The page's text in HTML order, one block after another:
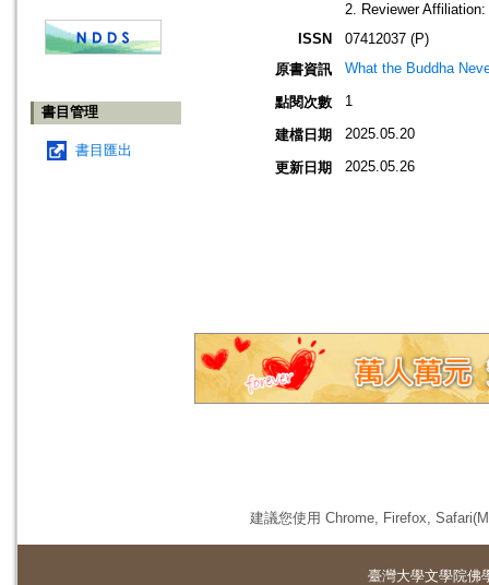
書目管理
書目匯出
2. Reviewer
ISSN
07412037 (P)
原書資訊
What the Buddha
點閱次數 1
建檔日期 2025.05.20
更新日期 2025.05.26
建議您使用 Chrome, Firefox,
臺灣大學文學院佛